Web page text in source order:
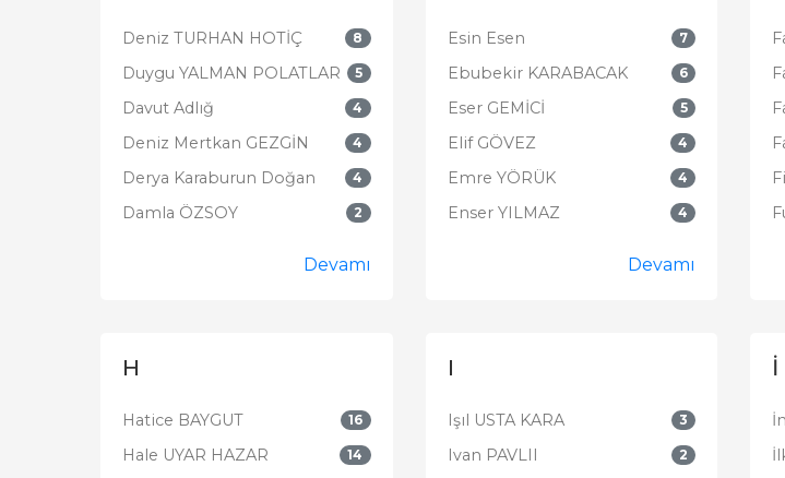
Deniz TURHAN HOTİÇ 8
Duygu YALMAN POLATLAR 5
Davut Adlığ 4
Deniz Mertkan GEZGİN 4
Derya Karaburun Doğan 4
Damla ÖZSOY 2
Devamı
Esin Esen 7
Ebubekir KARABACAK 6
Eser GEMİCİ 5
Elif GÖVEZ 4
Emre YÖRÜK 4
Enser YILMAZ 4
Devamı
H
Hatice BAYGUT 16
Hale UYAR HAZAR 14
I
Işıl USTA KARA 3
Ivan PAVLII 2
İ